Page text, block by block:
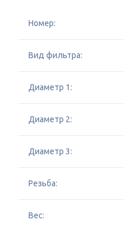
Номер:
Вид фильтра:
Диаметр 1:
Диаметр 2:
Диаметр 3:
Резьба:
Вес: